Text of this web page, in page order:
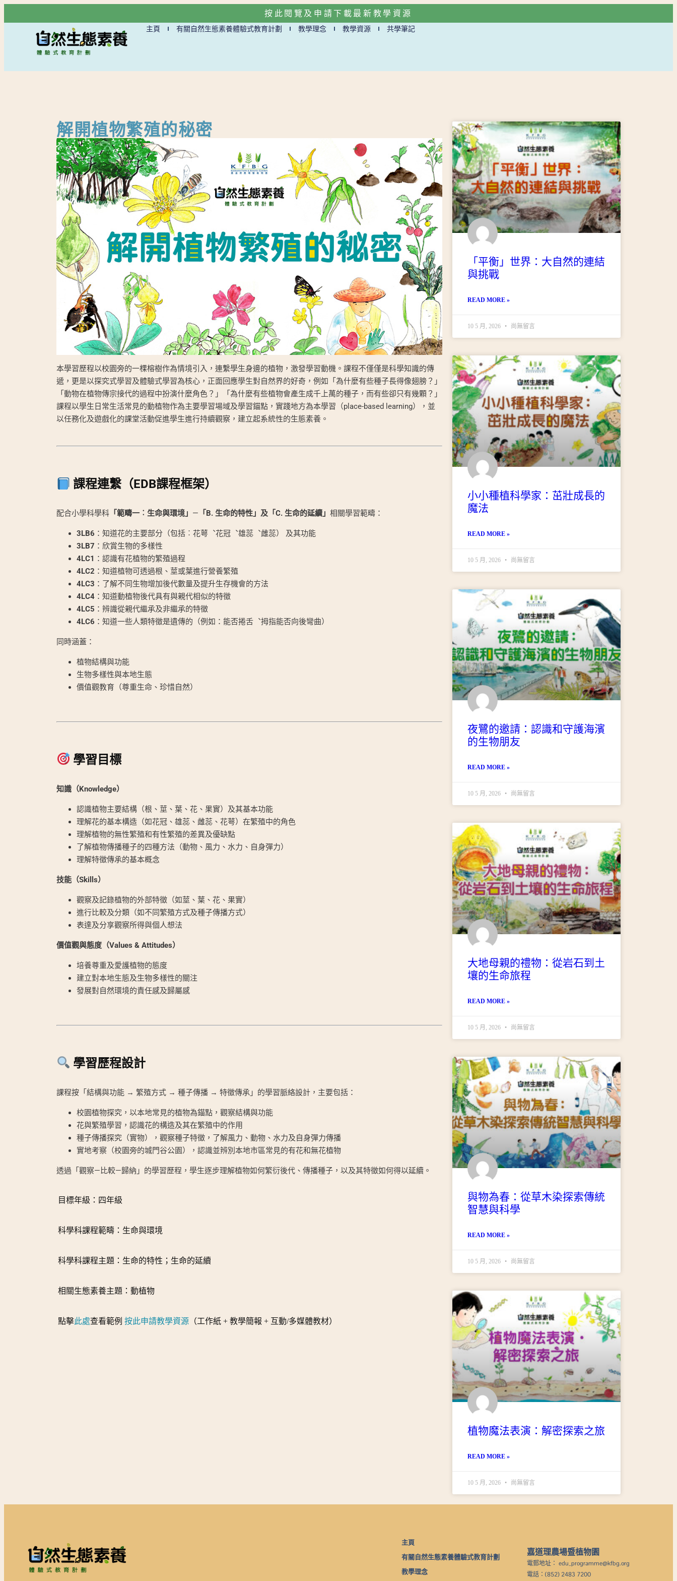
按此閱覽及申請下載最新教學資源
主頁 有關自然生態素養體驗式教育計劃 教學理念 教學資源 共學筆記
解開植物繁殖的秘密
本學習歷程以校園旁的一棵榕樹作為情境引入，連繫學生身邊的植物，激發學習動機。課程不僅僅是科學知識的傳
遞，更是以探究式學習及體驗式學習為核心，正面回應學生對自然界的好奇，例如「為什麼有些種子長得像翅膀？」
「動物在植物傳宗接代的過程中扮演什麼角色？」「為什麼有些植物會產生成千上萬的種子，而有些卻只有幾顆？」
課程以學生日常生活常見的動植物作為主要學習場域及學習錨點，實踐地方為本學習（place-based learning），並
以任務化及遊戲化的課堂活動促進學生進行持續觀察，建立起系統性的生態素養。
課程連繫（EDB課程框架）
配合小學科學科 「範疇一︰生命與環境」 — 「B. 生命的特性」及「C. 生命的延續」 相關學習範疇：
3LB6 ：知道花的主要部分（包括︰花萼︑花冠︑雄蕊︑雌蕊） 及其功能
3LB7 ：欣賞生物的多樣性
4LC1 ：認識有花植物的繁殖過程
4LC2 ：知道植物可透過根、莖或葉進行營養繁殖
4LC3 ：了解不同生物增加後代數量及提升生存機會的方法
4LC4 ：知道動植物後代具有與親代相似的特徵
4LC5 ：辨識從親代繼承及非繼承的特徵
4LC6 ：知道一些人類特徵是遺傳的（例如：能否捲舌︑拇指能否向後彎曲）
同時涵蓋：
植物結構與功能
生物多樣性與本地生態
價值觀教育（尊重生命、珍惜自然）
學習目標
知識（Knowledge）
認識植物主要結構（根、莖、葉、花、果實）及其基本功能
理解花的基本構造（如花冠、雄蕊、雌蕊、花萼）在繁殖中的角色
理解植物的無性繁殖和有性繁殖的差異及優缺點
了解植物傳播種子的四種方法（動物、風力、水力、自身彈力）
理解特徵傳承的基本概念
技能（Skills）
觀察及記錄植物的外部特徵（如莖、葉、花、果實）
進行比較及分類（如不同繁殖方式及種子傳播方式）
表達及分享觀察所得與個人想法
價值觀與態度（Values & Attitudes）
培養尊重及愛護植物的態度
建立對本地生態及生物多樣性的關注
發展對自然環境的責任感及歸屬感
學習歷程設計
課程按「結構與功能 → 繁殖方式 → 種子傳播 → 特徵傳承」的學習脈絡設計，主要包括：
校園植物探究，以本地常見的植物為錨點，觀察結構與功能
花與繁殖學習，認識花的構造及其在繁殖中的作用
種子傳播探究（實物），觀察種子特徵，了解風力、動物、水力及自身彈力傳播
實地考察（校園旁的城門谷公園），認識並辨別本地市區常見的有花和無花植物
透過「觀察—比較—歸納」的學習歷程，學生逐步理解植物如何繁衍後代、傳播種子，以及其特徵如何得以延續。
目標年級：四年級
科學科課程範疇：生命與環境
科學科課程主題：生命的特性；生命的延續
相關生態素養主題：動植物
點擊此處查看範例 按此申請教學資源 （工作紙 + 教學簡報 + 互動/多媒體教材）
「平衡」世界：大自然的連結
與挑戰
READ MORE »
10 5 月, 2026 尚無留言
小小種植科學家：茁壯成長的
魔法
READ MORE »
10 5 月, 2026 尚無留言
夜鷺的邀請：認識和守護海濱
的生物朋友
READ MORE »
10 5 月, 2026 尚無留言
大地母親的禮物：從岩石到土
壤的生命旅程
READ MORE »
10 5 月, 2026 尚無留言
與物為春：從草木染探索傳統
智慧與科學
READ MORE »
10 5 月, 2026 尚無留言
植物魔法表演：解密探索之旅
READ MORE »
10 5 月, 2026 尚無留言
主頁
有關自然生態素養體驗式教育計劃
教學理念
嘉道理農場暨植物園
電郵地址： edu_programme@kfbg.org
電話：(852) 2483 7200